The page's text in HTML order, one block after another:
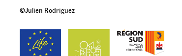
©Julien Rodriguez